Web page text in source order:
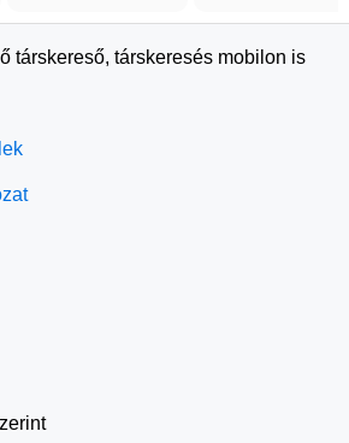
társkereső, társkeresés mobilon is